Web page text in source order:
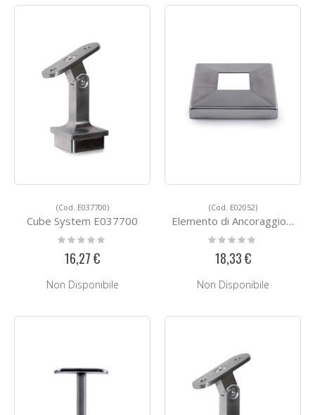
(Cod. E037700)
Cube System E037700
Rating:
16,27 €
Non Disponibile
(Cod. E02052)
Elemento di Ancoraggio E02052
Rating:
18,33 €
Non Disponibile